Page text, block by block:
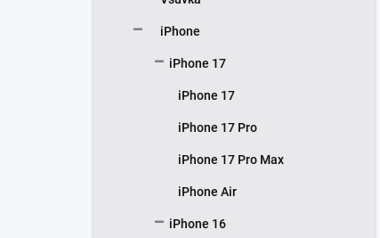
iPhone
iPhone 17
iPhone 17
iPhone 17 Pro
iPhone 17 Pro Max
iPhone Air
iPhone 16